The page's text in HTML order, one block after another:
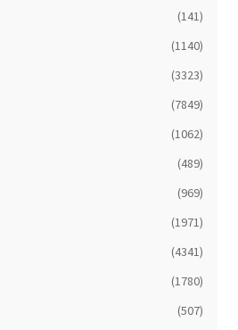
(141)
(1140)
(3323)
(7849)
(1062)
(489)
(969)
(1971)
(4341)
(1780)
(507)